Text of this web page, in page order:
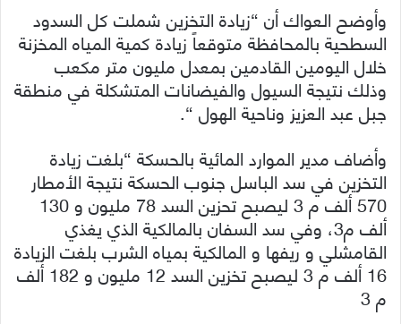
وأوضح العواك أن “زيادة التخزين شملت كل السدود
السطحية بالمحافظة متوقعاً زيادة كمية المياه المخزنة
خلال اليومين القادمين بمعدل مليون متر مكعب
وذلك نتيجة السيول والفيضانات المتشكلة في منطقة
جبل عبد العزيز وناحية الهول “.
وأضاف مدير الموارد المائية بالحسكة “بلغت زيادة
التخزين في سد الباسل جنوب الحسكة نتيجة الأمطار
570 ألف م 3 ليصبح تحزين السد 78 مليون و 130
ألف م3، وفي سد السفان بالمالكية الذي يغذي
القامشلي و ريفها و المالكية بمياه الشرب بلغت الزيادة
16 ألف م 3 ليصبح تخزين السد 12 مليون و 182 ألف
م 3